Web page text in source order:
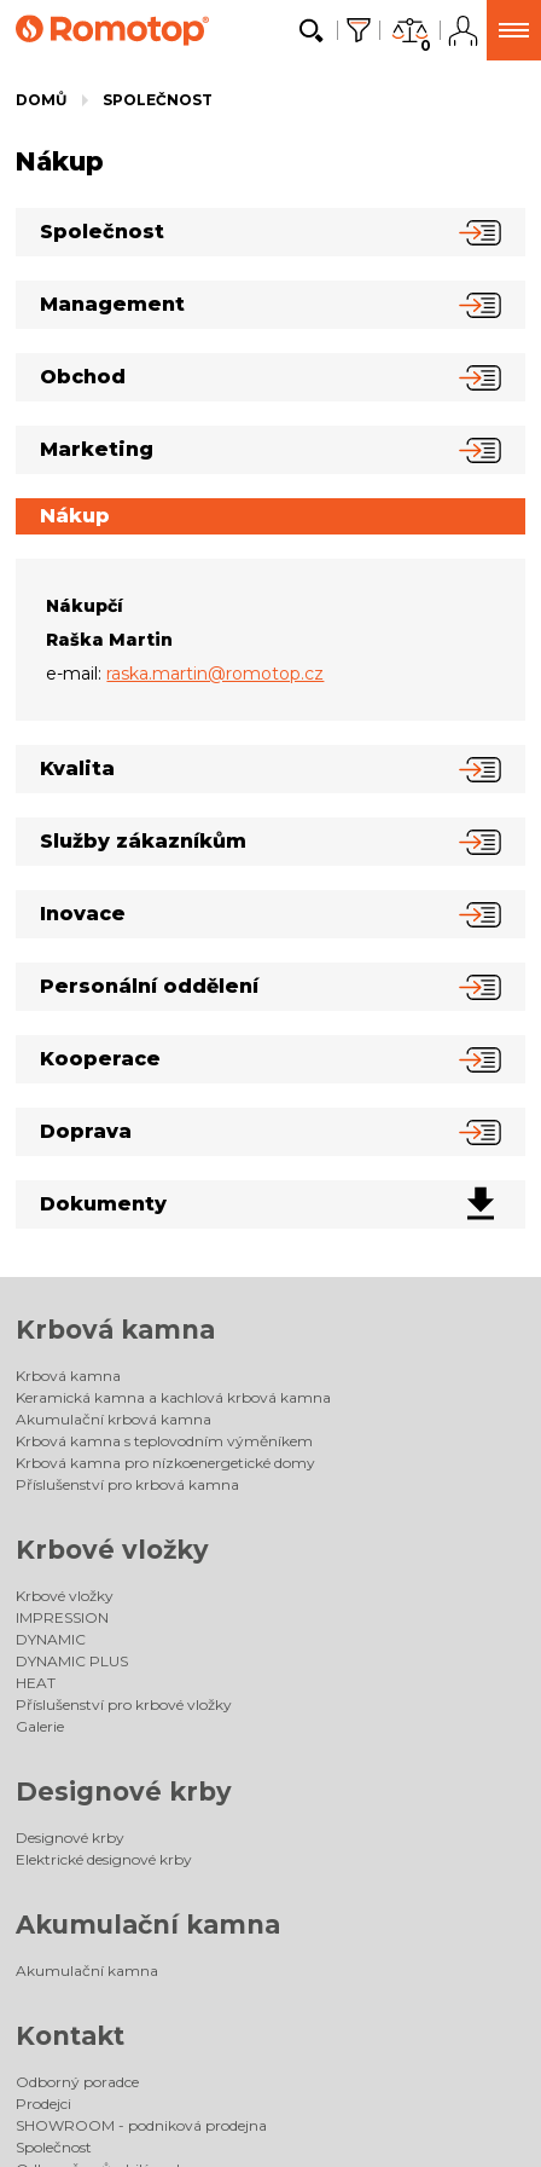
0
DOMŮ SPOLEČNOST
Nákup
Společnost
Management
Obchod
Marketing
Nákup
Nákupčí
Raška Martin
e-mail: raska.martin@romotop.cz
Kvalita
Služby zákazníkům
Inovace
Personální oddělení
Kooperace
Doprava
Dokumenty
Krbová kamna
Krbová kamna
Keramická kamna a kachlová krbová kamna
Akumulační krbová kamna
Krbová kamna s teplovodním výměníkem
Krbová kamna pro nízkoenergetické domy
Příslušenství pro krbová kamna
Krbové vložky
Krbové vložky
IMPRESSION
DYNAMIC
DYNAMIC PLUS
HEAT
Příslušenství pro krbové vložky
Galerie
Designové krby
Designové krby
Elektrické designové krby
Akumulační kamna
Akumulační kamna
Kontakt
Odborný poradce
Prodejci
SHOWROOM - podniková prodejna
Společnost